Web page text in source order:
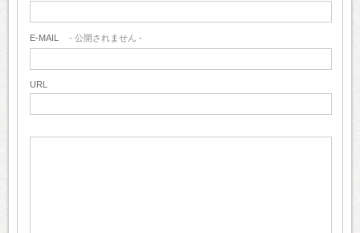
E-MAIL - 公開されません -
URL